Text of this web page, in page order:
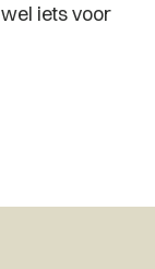
wel iets voor